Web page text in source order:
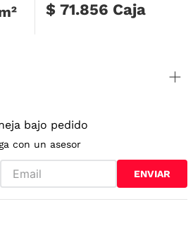
$ 71.856 Caja
bajo pedido
con un asesor
ENVIAR